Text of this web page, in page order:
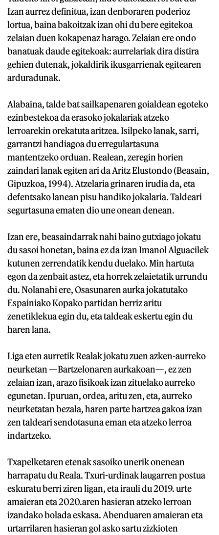
Izan aurrez definitua, izan denboraren poderioz
lortua, baina bakoitzak izan ohi du bere egitekoa
zelaian duen kokapenaz harago. Zelaian ere ondo
banatuak daude egitekoak: aurrelariak dira distira
gehien dutenak, jokaldirik ikusgarrienak egitearen
arduradunak.
Alabaina, talde bat sailkapenaren goialdean egoteko
ezinbestekoa da erasoko jokalariak atzeko
lerroarekin orekatuta aritzea. Isilpeko lanak, sarri,
garrantzi handiagoa du erregulartasuna
mantentzeko orduan. Realean, zeregin horien
zaindari lanak egiten ari da Aritz Elustondo (Beasain,
Gipuzkoa, 1994). Atzelaria grinaren irudia da, eta
defentsako lanean pisu handiko jokalaria. Taldeari
segurtasuna ematen dio une onean denean.
Izan ere, beasaindarrak nahi baino gutxiago jokatu
du sasoi honetan, baina ez da izan Imanol Alguacilek
kutunen zerrendatik kendu duelako. Min hartuta
egon da zenbait astez, eta horrek zelaietatik urrundu
du. Nolanahi ere, Osasunaren aurka jokatutako
Espainiako Kopako partidan berriz aritu
zenetiklekua egin du, eta taldeak eskertu egin du
haren lana.
Liga eten aurretik Realak jokatu zuen azken-aurreko
neurketan —Bartzelonaren aurkakoan—, ez zen
zelaian izan, arazo fisikoak izan zituelako aurreko
egunetan. Ipuruan, ordea, aritu zen, eta, aurreko
neurketatan bezala, haren parte hartzea gakoa izan
zen taldeari sendotasuna eman eta atzeko lerroa
indartzeko.
Txapelketaren etenak sasoiko unerik onenean
harrapatu du Reala. Txuri-urdinak laugarren postua
eskuratu berri ziren ligan, eta irauli du 2019. urte
amaieran eta 2020.aren hasieran atzeko lerroan
izandako bolada eskasa. Abenduaren amaieran eta
urtarrilaren hasieran gol asko sartu zizkioten